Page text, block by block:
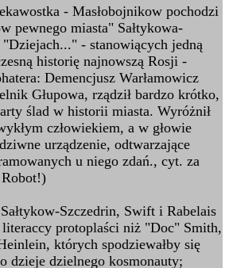
- Masłobojnikow pochodzi
pewnego miasta" Sałtykowa-
- stanowiących jedną
historię najnowszą Rosji -
Demencjusz Warłamowicz
Głupowa, rządził bardzo krótko,
ślad w historii miasta. Wyróżnił
człowiekiem, a w głowie
urządzenie, odtwarzające
u niego zdań., cyt. za
Szczedrin, Swift i Rabelais
protoplaści niż "Doc" Smith,
których spodziewałby się
dzieje dzielnego kosmonauty;